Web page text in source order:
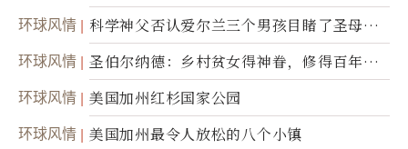
环球风情
科学神父否认爱尔兰三个男孩目睹了圣母显
灵
环球风情
圣伯尔纳德：乡村贫女得神眷，修得百年不
腐身
环球风情 美国加州红杉国家公园
环球风情 美国加州最令人放松的八个小镇